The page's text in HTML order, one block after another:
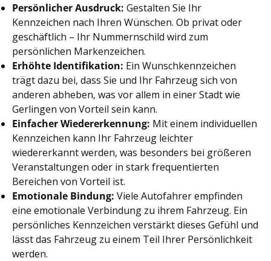
Persönlicher Ausdruck: Gestalten Sie Ihr
Kennzeichen nach Ihren Wünschen. Ob privat oder
geschäftlich – Ihr Nummernschild wird zum
persönlichen Markenzeichen.
Erhöhte Identifikation: Ein Wunschkennzeichen
trägt dazu bei, dass Sie und Ihr Fahrzeug sich von
anderen abheben, was vor allem in einer Stadt wie
Gerlingen von Vorteil sein kann.
Einfacher Wiedererkennung: Mit einem individuellen
Kennzeichen kann Ihr Fahrzeug leichter
wiedererkannt werden, was besonders bei größeren
Veranstaltungen oder in stark frequentierten
Bereichen von Vorteil ist.
Emotionale Bindung: Viele Autofahrer empfinden
eine emotionale Verbindung zu ihrem Fahrzeug. Ein
persönliches Kennzeichen verstärkt dieses Gefühl und
lässt das Fahrzeug zu einem Teil Ihrer Persönlichkeit
werden.